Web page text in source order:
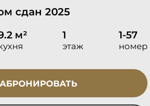
сдан 2025
м² 1
этаж
1-57
номер